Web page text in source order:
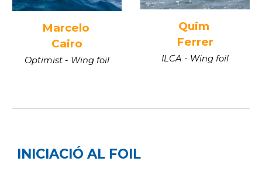
Marcelo
Cairo
Optimist - Wing foil
Quim
Ferrer
ILCA - Wing foil
INICIACIÓ AL FOIL